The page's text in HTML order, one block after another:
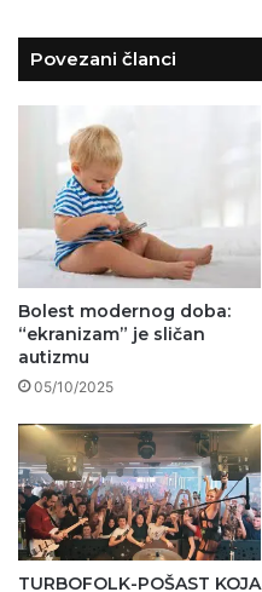
Povezani članci
Bolest modernog doba:
“ekranizam” je sličan
autizmu
05/10/2025
TURBOFOLK-POŠAST KOJA